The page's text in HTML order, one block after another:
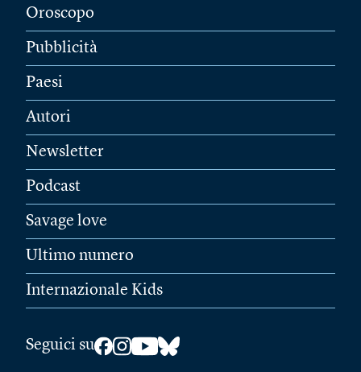
Oroscopo
Pubblicità
Paesi
Autori
Newsletter
Podcast
Savage love
Ultimo numero
Internazionale Kids
Seguici su